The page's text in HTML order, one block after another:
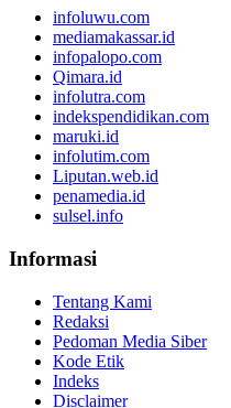
infoluwu.com
mediamakassar.id
infopalopo.com
Qimara.id
infolutra.com
indekspendidikan.com
maruki.id
infolutim.com
Liputan.web.id
penamedia.id
sulsel.info
Informasi
Tentang Kami
Redaksi
Pedoman Media Siber
Kode Etik
Indeks
Disclaimer